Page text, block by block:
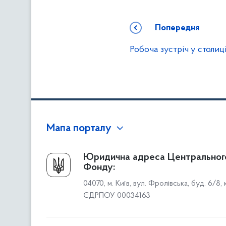
Попередня
Робоча зустріч у столиці
Мапа порталу
Про Фонд
Керівництво
Структура Фонду
Територіальні відділення
Юридична адреса
Фонду:
04070, м. Київ, вул. Фролівська, буд. 6/8,
ЄДРПОУ 00034163